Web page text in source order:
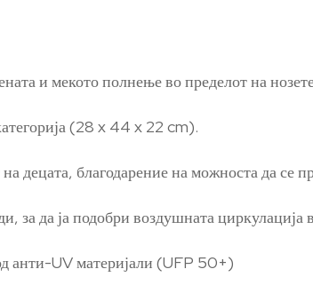
и мекото полнење во пределот на
(28 x 44 x 22 cm).
децата, благодарение на можноста да се
за да ја подобри воздушната циркулација
анти-UV материјали (UFP 50+)